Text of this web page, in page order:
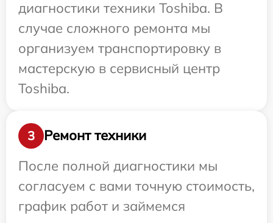
диагностики техники Toshiba. В
случае сложного ремонта мы
организуем транспортировку в
мастерскую в сервисный центр
Toshiba.
3
Ремонт техники
После полной диагностики мы
согласуем с вами точную стоимость,
график работ и займемся